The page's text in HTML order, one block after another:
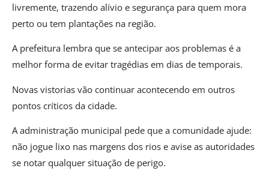
livremente, trazendo alívio e segurança para quem mora
perto ou tem plantações na região.
A prefeitura lembra que se antecipar aos problemas é a
melhor forma de evitar tragédias em dias de temporais.
Novas vistorias vão continuar acontecendo em outros
pontos críticos da cidade.
A administração municipal pede que a comunidade ajude:
não jogue lixo nas margens dos rios e avise as autoridades
se notar qualquer situação de perigo.